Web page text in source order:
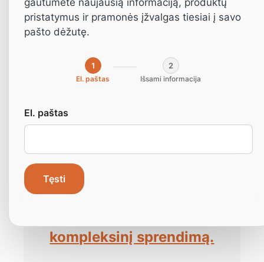
MJ1138 - serija
Gaukite kainos
kompleksinį sprendimą.
gautumėte naujausią informaciją, produktų
pristatymus ir pramonės įžvalgas tiesiai į savo
pašto dėžutę.
1
El. paštas
2
Išsami informacija
El. paštas
Tęsti